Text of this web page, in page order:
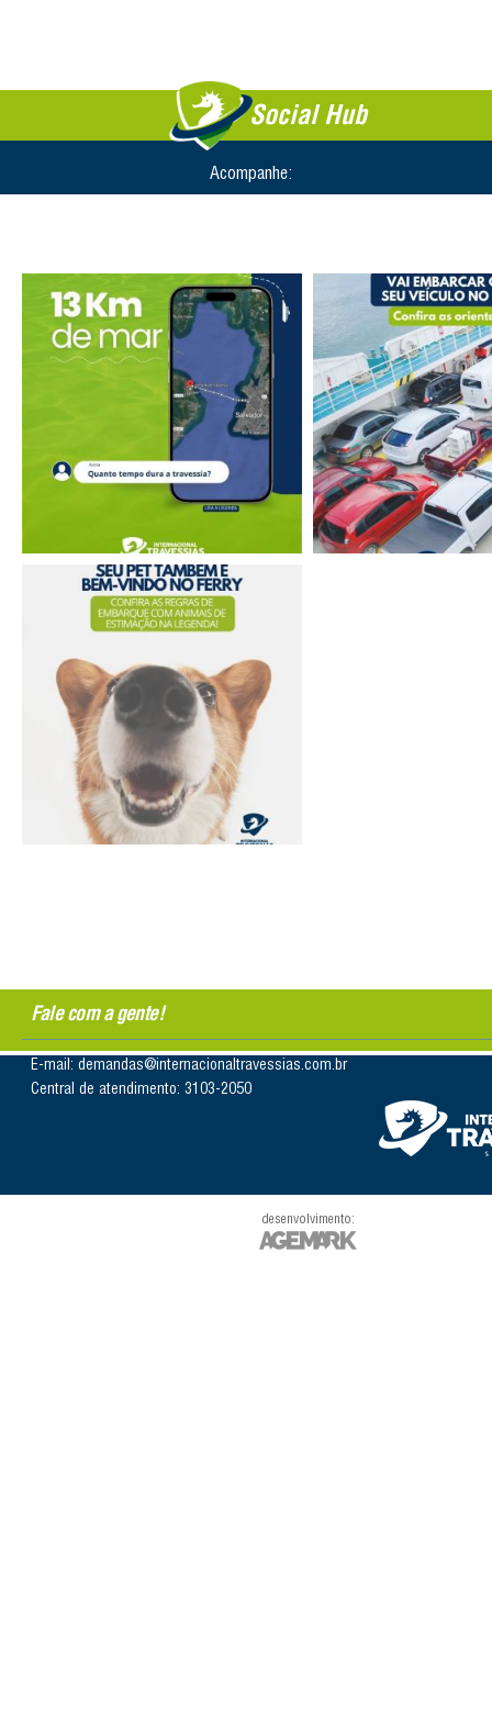
Social Hub
Acompanhe:
Fale com a gente!
E-mail: demandas@internacionaltravessias.com.br
Central de atendimento: 3103-2050
desenvolvimento: